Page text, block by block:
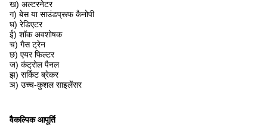
ख) अल्टरनेटर
ग) बेस या साउंडप्रूफ कैनोपी
घ) रेडिएटर
ई) शॉक अवशोषक
च) गैस ट्रेन
छ) एयर फिल्टर
ज) कंट्रोल पैनल
झ) सर्किट ब्रेकर
ञ) उच्च-कुशल साइलेंसर
वैकल्पिक आपूर्ति